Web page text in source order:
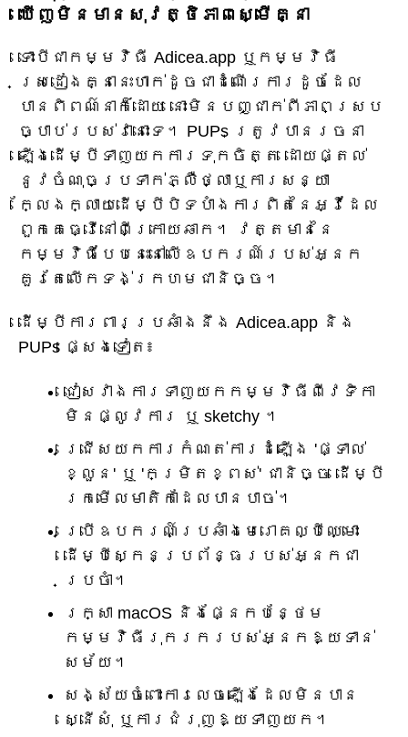
ឃើញ​មិន​មាន​សុវត្ថិភាព​ស្មើគ្នា
ទោះបីជាកម្មវិធី Adicea.app ឬកម្មវិធី
ស្រដៀងគ្នានេះហាក់ដូចជាដំណើរការដូចដែល
បានពិពណ៌នាក៏ដោយ នោះមិនបញ្ជាក់ពីភាពស្រប
ច្បាប់របស់វានោះទេ។ PUPs ត្រូវ​បាន​រចនា​
ឡើង​ដើម្បី​ទាញ​យក​ការ​ទុក​ចិត្ត ដោយ​ផ្តល់​
នូវ​ចំណុច​ប្រទាក់​ភ្លឺ​ថ្លា​ឬ​ការ​សន្យា​
ក្លែងក្លាយ​ដើម្បី​បិទបាំង​ការពិត​នៃ​អ្វី​ដែល​
ពួកគេ​ធ្វើ​នៅ​ពី​ក្រោយ​ឆាក។ វត្តមាននៃ
កម្មវិធីបែបនេះនៅលើឧបករណ៍របស់អ្នក
គួរតែលើកទង់ក្រហមជានិច្ច។
ដើម្បីការពារប្រឆាំងនឹង Adicea.app និង
PUPs ផ្សេងទៀត៖
ជៀសវាងការទាញយកកម្មវិធីពីវេទិកា
មិនផ្លូវការ ឬ sketchy ។
ជ្រើសយកការកំណត់ការដំឡើង 'ផ្ទាល់
ខ្លួន' ឬ 'កម្រិតខ្ពស់' ជានិច្ច ដើម្បី
រកមើលមាតិកាដែលបានបាច់។
ប្រើឧបករណ៍ប្រឆាំងមេរោគល្បីឈ្មោះ
ដើម្បីស្កេនប្រព័ន្ធរបស់អ្នកជា
ប្រចាំ។
រក្សា macOS និងផ្នែកបន្ថែម
កម្មវិធីរុករករបស់អ្នកឱ្យទាន់
សម័យ។
សង្ស័យ​ចំពោះ​ការ​លេច​ឡើង​ដែល​មិន​បាន​
ស្នើសុំ ឬ​ការ​ជំរុញ​ឱ្យ​ទាញ​យក។